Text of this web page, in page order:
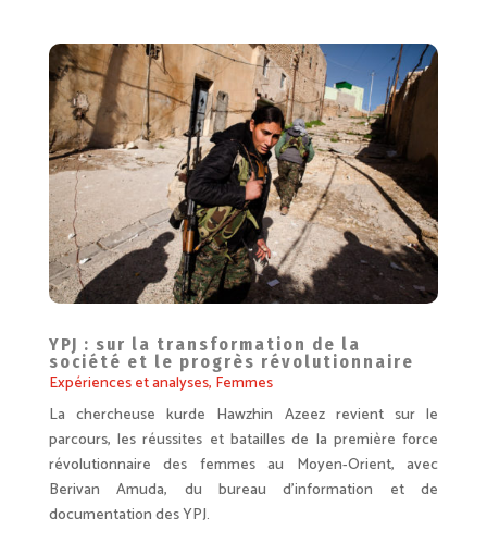
YPJ : sur la transformation de la
société et le progrès révolutionnaire
Expériences et analyses, Femmes
La chercheuse kurde Hawzhin Azeez revient sur le
parcours, les réussites et batailles de la première force
révolutionnaire des femmes au Moyen-Orient, avec
Berivan Amuda, du bureau d’information et de
documentation des YPJ.